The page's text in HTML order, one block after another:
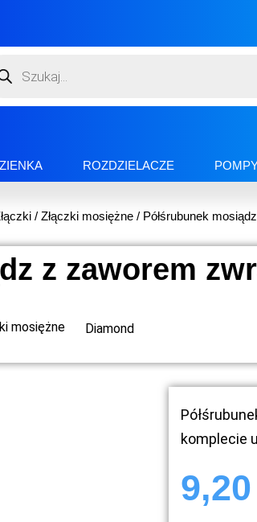
ROZDZIELACZE
/ Złączki mosiężne / Półśrubunek
z zaworem
mosiężne Diamond
komplecie
9,20